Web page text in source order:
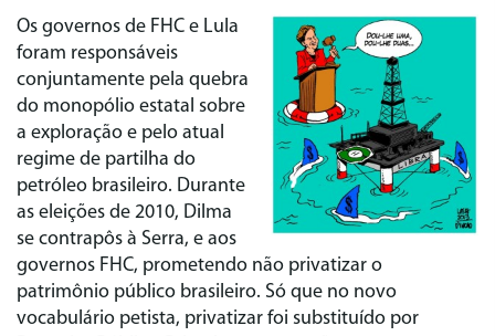
Os governos de FHC e Lula
foram responsáveis
conjuntamente pela quebra
do monopólio estatal sobre
a exploração e pelo atual
regime de partilha do
petróleo brasileiro. Durante
as eleições de 2010, Dilma
se contrapôs à Serra, e aos
governos FHC, prometendo não privatizar o
patrimônio público brasileiro. Só que no novo
vocabulário petista, privatizar foi substituído por